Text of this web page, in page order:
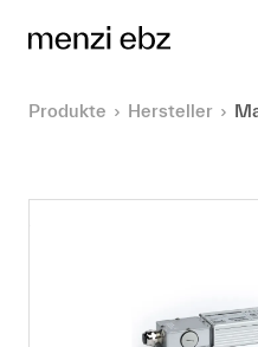
Zum Hauptinhalt springen
Produkte Hersteller